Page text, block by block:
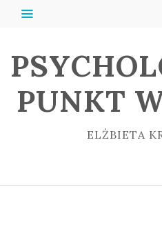
PUNKT
ELŻBIETA